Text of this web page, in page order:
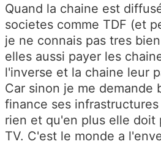
Quand la chaine est
societes comme TDF (et
je ne connais pas tres
elles aussi payer les
l'inverse et la chaine leur
Car sinon je me demande
finance ses
rien et qu'en plus elle doit
TV. C'est le monde a